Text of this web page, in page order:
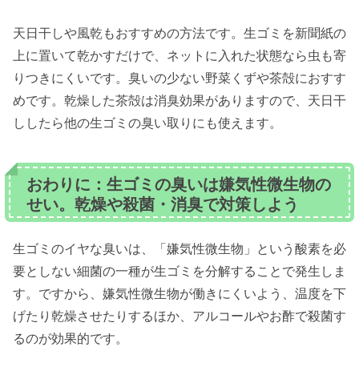
天日干しや風乾もおすすめの方法です。生ゴミを新聞紙の
上に置いて乾かすだけで、ネットに入れた状態なら虫も寄
りつきにくいです。臭いの少ない野菜くずや茶殻におすす
めです。乾燥した茶殻は消臭効果がありますので、天日干
ししたら他の生ゴミの臭い取りにも使えます。
おわりに：生ゴミの臭いは嫌気性微生物の
せい。乾燥や殺菌・消臭で対策しよう
生ゴミのイヤな臭いは、「嫌気性微生物」という酸素を必
要としない細菌の一種が生ゴミを分解することで発生しま
す。ですから、嫌気性微生物が働きにくいよう、温度を下
げたり乾燥させたりするほか、アルコールやお酢で殺菌す
るのが効果的です。